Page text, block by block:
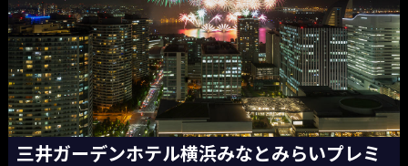
三井ガーデンホテル横浜みなとみらいプレミ